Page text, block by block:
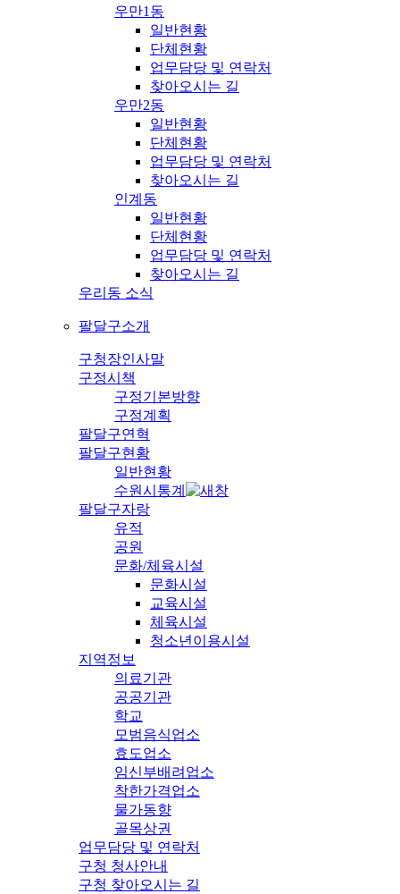
우만1동
일반현황
단체현황
업무담당 및 연락처
찾아오시는 길
우만2동
일반현황
단체현황
업무담당 및 연락처
찾아오시는 길
인계동
일반현황
단체현황
업무담당 및 연락처
찾아오시는 길
우리동 소식
팔달구소개
구청장인사말
구정시책
구정기본방향
구정계획
팔달구연혁
팔달구현황
일반현황
수원시통계
팔달구자랑
유적
공원
문화/체육시설
문화시설
교육시설
체육시설
청소년이용시설
지역정보
의료기관
공공기관
학교
모범음식업소
효도업소
임신부배려업소
착한가격업소
물가동향
골목상권
업무담당 및 연락처
구청 청사안내
구청 찾아오시는 길